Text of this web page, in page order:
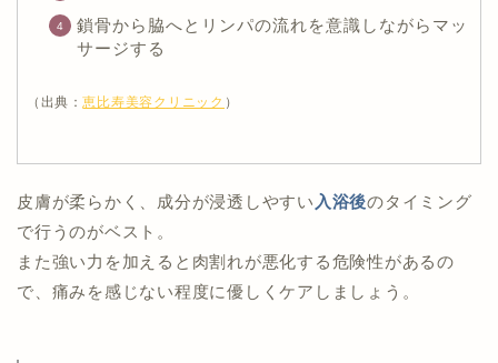
鎖骨から脇へとリンパの流れを意識しながらマッ
サージする
（出典：恵比寿美容クリニック ）
皮膚が柔らかく、成分が浸透しやすい 入浴後のタイミング
で行うのがベスト。
また強い力を加えると肉割れが悪化する危険性があるの
で、痛みを感じない程度に優しくケアしましょう。